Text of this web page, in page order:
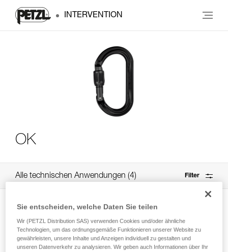
INTERVENTION
OK
Alle technischen Anwendungen 4 Filter
Sie entscheiden, welche Daten Sie teilen
Wir (PETZL Distribution SAS) verwenden Cookies und/oder ähnliche
Technologien, um das ordnungsgemäße Funktionieren unserer Website zu
gewährleisten, unsere Inhalte und Anzeigen individuell zu gestalten und
unseren Datenverkehr zu analysieren. Wir geben auch Informationen über Ihr